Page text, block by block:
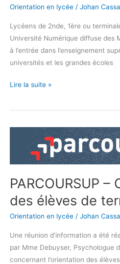
Orientation en lycée / Johan
Lycéens de 2nde, 1ère ou
Université Numérique diffuse des
à l’entrée dans l’enseignement
universités et les grandes écoles
post-
les
Lire la suite »
PARCOURSUP –
des élèves de
Orientation en lycée / Johan
Une réunion d’information a été
par Mme Debuyser, Psychologue
concernant l’orientation des
PARCOURSUP
Orientation
élèves
terminales